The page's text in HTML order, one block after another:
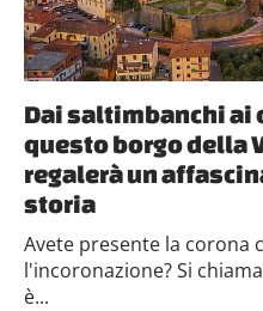
Dai saltimbanchi
questo borgo della
regalerà un
storia
Avete presente la corona
l'incoronazione? Si
è...